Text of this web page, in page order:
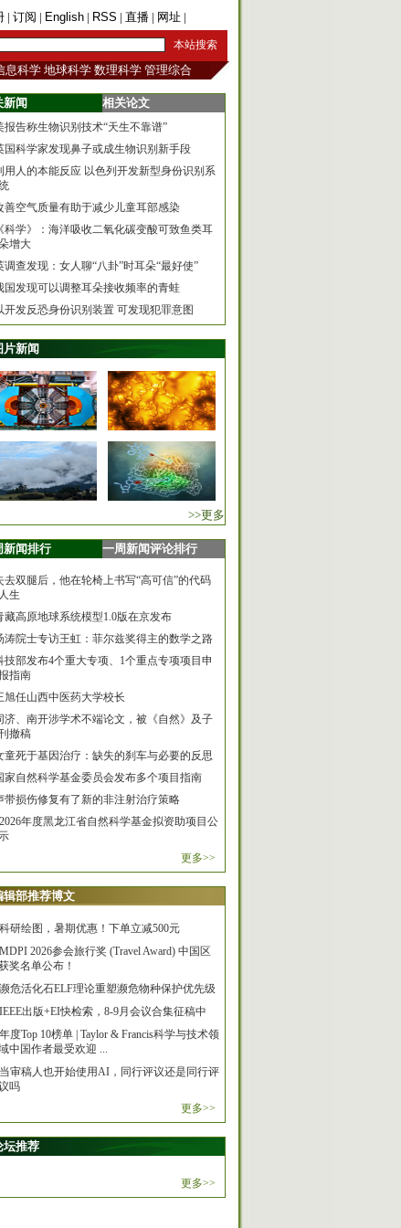
| 订阅 | English | RSS | 直播 | 网址 |
息科学 地球科学 数理科学 管理综合
新闻 相关论文
报告称生物识别技术“天生不靠谱”
国科学家发现鼻子或成生物识别新手段
用人的本能反应 以色列开发新型身份识别系
善空气质量有助于减少儿童耳部感染
《科学》：海洋吸收二氧化碳变酸可致鱼类耳
增大
调查发现：女人聊“八卦”时耳朵“最好使”
国发现可以调整耳朵接收频率的青蛙
开发反恐身份识别装置 可发现犯罪意图
片新闻
>>更多
新闻排行 一周新闻评论排行
去双腿后，他在轮椅上书写“高可信”的代码
人生
藏高原地球系统模型1.0版在京发布
涛院士专访王虹：菲尔兹奖得主的数学之路
技部发布4个重大专项、1个重点专项项目申
指南
旭任山西中医药大学校长
济、南开涉学术不端论文，被《自然》及子
撤稿
童死于基因治疗：缺失的刹车与必要的反思
家自然科学基金委员会发布多个项目指南
带损伤修复有了新的非注射治疗策略
2026年度黑龙江省自然科学基金拟资助项目公
更多>>
辑部推荐博文
科研绘图，暑期优惠！下单立减500元
MDPI 2026参会旅行奖 (Travel Award) 中国区
奖名单公布！
濒危活化石ELF理论重塑濒危物种保护优先级
IEEE出版+EI快检索，8-9月会议合集征稿中
年度Top 10榜单 | Taylor & Francis科学与技术领
中国作者最受欢迎 ...
当审稿人也开始使用AI，同行评议还是同行评
吗
更多>>
坛推荐
更多>>